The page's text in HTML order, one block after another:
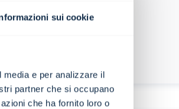
sui cookie
e per analizzare il
partner che si occupano
che ha fornito loro o